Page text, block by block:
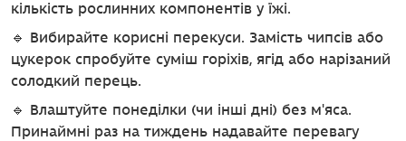
кількість рослинних компонентів у їжі.
🔹 Вибирайте корисні перекуси. Замість чипсів або
цукерок спробуйте суміш горіхів, ягід або нарізаний
солодкий перець.
🔹 Влаштуйте понеділки (чи інші дні) без м'яса.
Принаймні раз на тиждень надавайте перевагу